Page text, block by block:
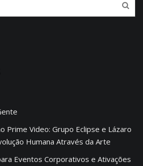
Prime Video: Grupo Eclipse e Lázaro
Humana Através da Arte
Eventos Corporativos e Ativações